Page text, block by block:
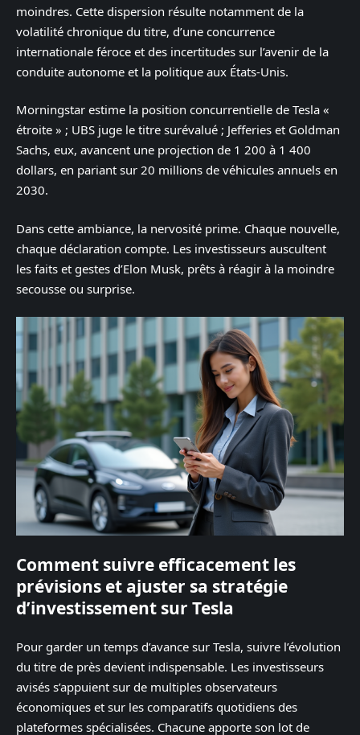
moindres. Cette dispersion résulte notamment de la
volatilité chronique du titre, d’une concurrence
internationale féroce et des incertitudes sur l’avenir de la
conduite autonome et la politique aux États-Unis.
Morningstar estime la position concurrentielle de Tesla «
étroite » ; UBS juge le titre surévalué ; Jefferies et Goldman
Sachs, eux, avancent une projection de 1 200 à 1 400
dollars, en pariant sur 20 millions de véhicules annuels en
2030.
Dans cette ambiance, la nervosité prime. Chaque nouvelle,
chaque déclaration compte. Les investisseurs auscultent
les faits et gestes d’Elon Musk, prêts à réagir à la moindre
secousse ou surprise.
Comment suivre efficacement les
prévisions et ajuster sa stratégie
d’investissement sur Tesla
Pour garder un temps d’avance sur Tesla, suivre l’évolution
du titre de près devient indispensable. Les investisseurs
avisés s’appuient sur de multiples observateurs
économiques et sur les comparatifs quotidiens des
plateformes spécialisées. Chacune apporte son lot de